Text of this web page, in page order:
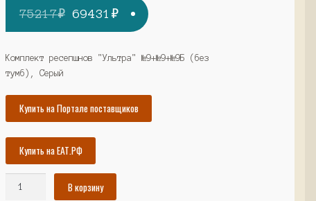
75217₽ Первоначальная
цена
составляла
69431 ₽Текущая
цена:
69431₽.
Комплект ресепшнов "Ультра" №9+№9+№9Б (без
тумб), Серый
Купить на Портале поставщиков
Купить на ЕАТ.РФ
В корзину